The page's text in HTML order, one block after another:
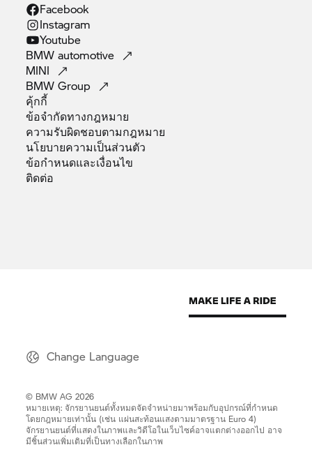
Facebook
Instagram
Youtube
BMWautomotive
MINI
BMWGroup
คุ้กกี้
ข้อจำกัดทางกฎหมาย
ความรับผิดชอบตามกฎหมาย
นโยบายความเป็นส่วนตัว
ข้อกำหนดและเงื่อนไข
ติดต่อ
Change Language
© BMW AG 2026
หมายเหตุ: จักรยานยนต์ทั้งหมดจัดจำหน่ายมาพร้อมกับอุปกรณ์ที่กำหนด
โดยกฎหมายเท่านั้น (เช่น แผ่นสะท้อนแสงตามมาตรฐาน Euro 4)
จักรยานยนต์ที่แสดงในภาพและวิดีโอในเว็บไซค์อาจแตกต่างออกไป อาจ
มีชิ้นส่วนเพิ่มเติมที่เป็นทางเลือกในภาพ